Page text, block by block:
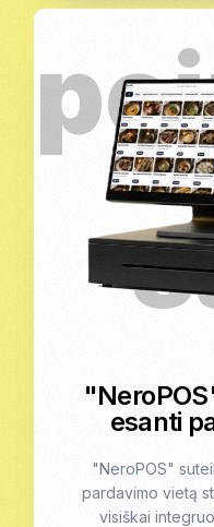
esanti
"NeroPOS"
pardavimo vietą
visiškai